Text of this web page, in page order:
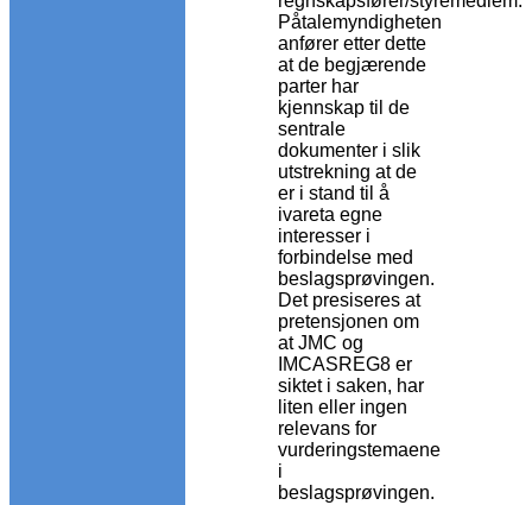
Påtalemyndigheten
anfører etter dette
at de begjærende
parter har
kjennskap til de
sentrale
dokumenter i slik
utstrekning at de
er i stand til å
ivareta egne
interesser i
forbindelse med
beslagsprøvingen.
Det presiseres at
pretensjonen om
at JMC og
IMCASREG8 er
siktet i saken, har
liten eller ingen
relevans for
vurderingstemaene
i
beslagsprøvingen.